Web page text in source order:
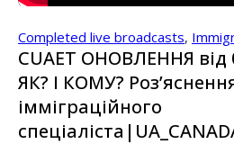
Completed live broadcasts,
CUAET ОНОВЛЕННЯ від
ЯК? І КОМУ?
імміграційного